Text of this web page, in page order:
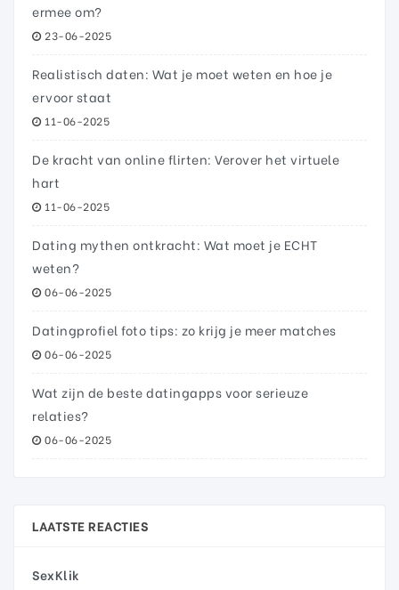
ermee om?
23-06-2025
Realistisch daten: Wat je moet weten en hoe je
ervoor staat
11-06-2025
De kracht van online flirten: Verover het virtuele
hart
11-06-2025
Dating mythen ontkracht: Wat moet je ECHT
weten?
06-06-2025
Datingprofiel foto tips: zo krijg je meer matches
06-06-2025
Wat zijn de beste datingapps voor serieuze
relaties?
06-06-2025
LAATSTE REACTIES
SexKlik